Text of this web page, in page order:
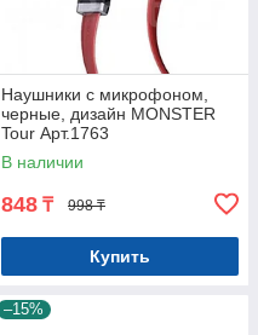
Наушники с микрофоном,
черные, дизайн MONSTER
Tour Арт.1763
В наличии
848 ₸ 998 ₸
Купить
–15%